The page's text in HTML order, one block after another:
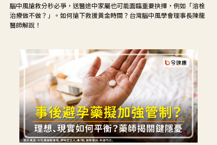
腦中風搶救分秒必爭，送醫途中家屬也可能面臨重要抉擇，例如「溶栓
治療做不做？」。如何搶下救援黃金時間？台灣腦中風學會理事長陳龍
醫師解說！